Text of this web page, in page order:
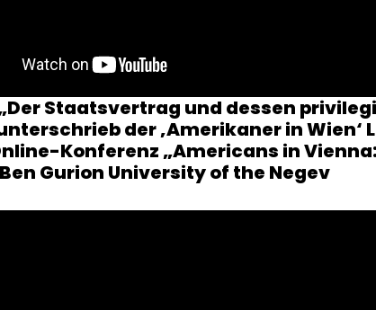
Staatsvertrag und dessen
der ‚Amerikaner in Wien‘
Konferenz „Americans in
Gurion University of the Negev